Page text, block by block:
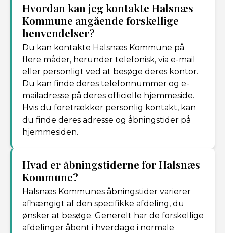
Hvordan kan jeg kontakte Halsnæs
Kommune angående forskellige
henvendelser?
Du kan kontakte Halsnæs Kommune på
flere måder, herunder telefonisk, via e-mail
eller personligt ved at besøge deres kontor.
Du kan finde deres telefonnummer og e-
mailadresse på deres officielle hjemmeside.
Hvis du foretrækker personlig kontakt, kan
du finde deres adresse og åbningstider på
hjemmesiden.
Hvad er åbningstiderne for Halsnæs
Kommune?
Halsnæs Kommunes åbningstider varierer
afhængigt af den specifikke afdeling, du
ønsker at besøge. Generelt har de forskellige
afdelinger åbent i hverdage i normale